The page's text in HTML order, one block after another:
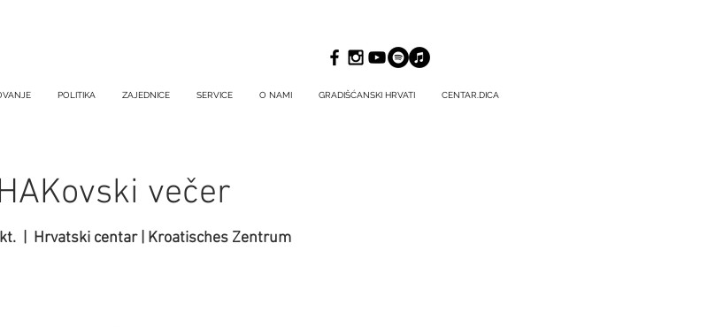
POLITIKA ZAJEDNICE SERVICE O NAMI GRADIŠĆANSKI HRVATI CENTAR.DICA
večer
  |
Hrvatski centar | Kroatisches Zentrum